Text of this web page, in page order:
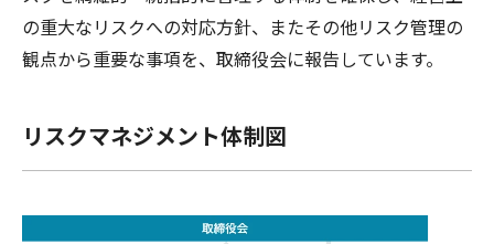
の重大なリスクへの対応方針、またその他リスク管理の
観点から重要な事項を、取締役会に報告しています。
リスクマネジメント体制図